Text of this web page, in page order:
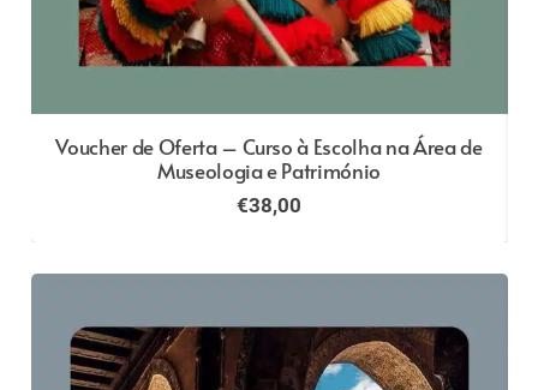
Voucher de Oferta – Curso à Escolha na Área de
Museologia e Património
€38,00